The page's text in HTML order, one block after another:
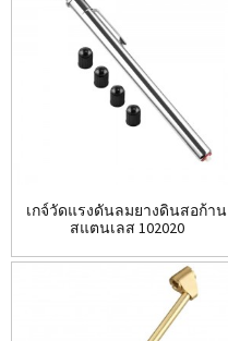
เกจ์วัดแรงดันลมยางดินสอก้าน
สแตนเลส 102020